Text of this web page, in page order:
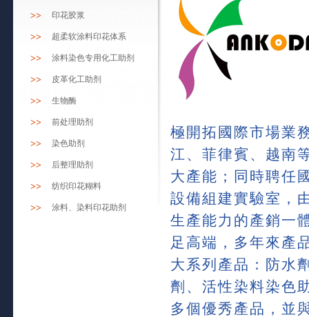
>> 印花胶浆
>> 超柔软涂料印花体系
>> 涂料染色专用化工助剂
>> 皮革化工助剂
>> 生物酶
>> 前处理助剂
>> 染色助剂
>> 后整理助剂
>> 纺织印花糊料
>> 涂料、染料印花助剂
極開拓國際市場業
江、菲律賓、越南
大產能；同時聘任
設備組建實驗室，
生產能力的產銷一
足高端，多年來產
大系列產品：防水
劑、活性染料染色
多個優秀產品，並